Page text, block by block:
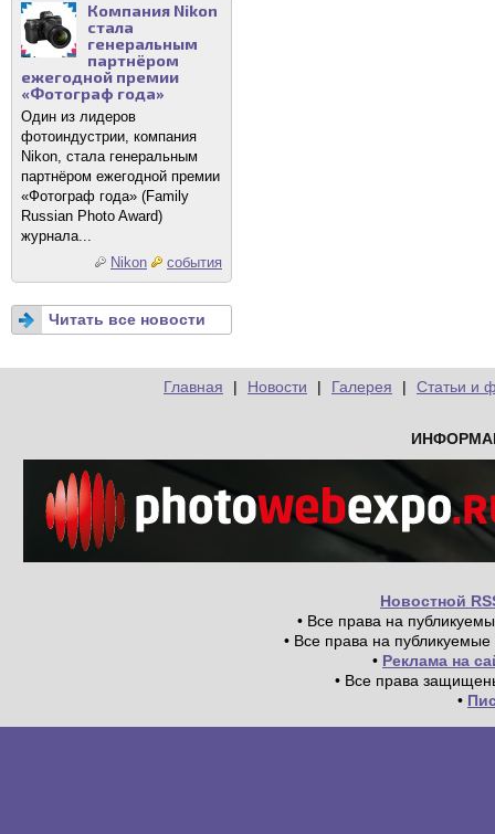
Компания Nikon
стала
генеральным
партнёром
ежегодной премии
«Фотограф года»
Один из лидеров
фотоиндустрии, компания
Nikon, стала генеральным
партнёром ежегодной премии
«Фотограф года» (Family
Russian Photo Award)
журнала...
Nikon
события
Читать все новости
Главная | Новости | Галерея | Статьи и
Новостной
• Все права на
• Все права на
• Реклама на
• Все права
•